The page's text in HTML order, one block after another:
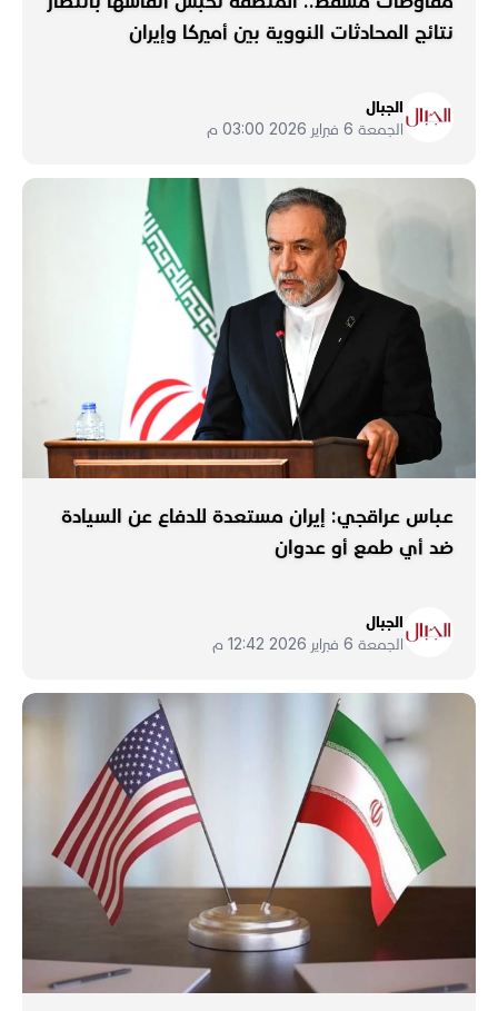
نتائج المحادثات النووية بين أميركا وإيران
الجبال
الجمعة 6 فبراير 2026 03:00 م
عباس عراقجي: إيران مستعدة للدفاع عن السيادة
ضد أي طمع أو عدوان
الجبال
الجمعة 6 فبراير 2026 12:42 م